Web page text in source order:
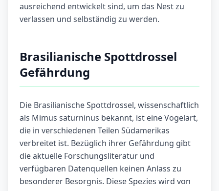
ausreichend entwickelt sind, um das Nest zu
verlassen und selbständig zu werden.
Brasilianische Spottdrossel
Gefährdung
Die Brasilianische Spottdrossel, wissenschaftlich
als Mimus saturninus bekannt, ist eine Vogelart,
die in verschiedenen Teilen Südamerikas
verbreitet ist. Bezüglich ihrer Gefährdung gibt
die aktuelle Forschungsliteratur und
verfügbaren Datenquellen keinen Anlass zu
besonderer Besorgnis. Diese Spezies wird von